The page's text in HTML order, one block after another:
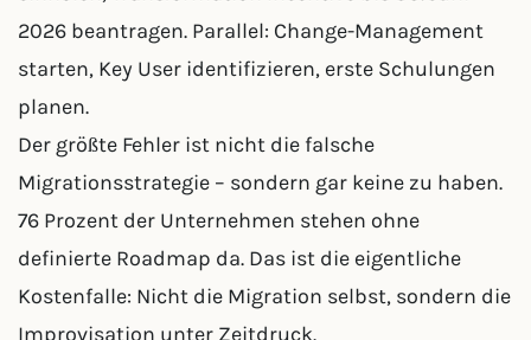
2026 beantragen. Parallel: Change-Management
starten, Key User identifizieren, erste Schulungen
planen.
Der größte Fehler ist nicht die falsche
Migrationsstrategie – sondern gar keine zu haben.
76 Prozent der Unternehmen stehen ohne
definierte Roadmap da. Das ist die eigentliche
Kostenfalle: Nicht die Migration selbst, sondern die
Improvisation unter Zeitdruck.